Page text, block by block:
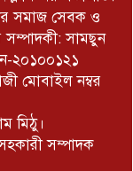
চূড়ান্ত।
কলেজ ছাত্র
১ নং
সমাজ সেবক ও
সামছুন
২০১০০১২১
মোবাইল নম্বর
মিঠু।
সম্পাদক